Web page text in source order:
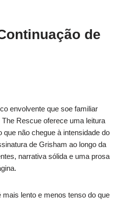
de
envolvente que soe familiar
Rescue oferece uma leitura
não chegue à intensidade do
de Grisham ao longo da
narrativa sólida e uma prosa
lento e menos tenso do que